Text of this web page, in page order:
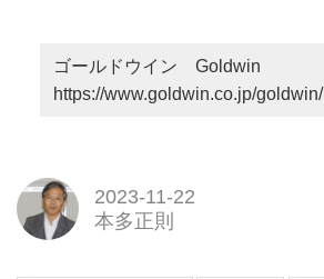
ゴールドウイン Goldwin
https://www.goldwin.co.jp/goldwin/
2023-11-22
本多正則